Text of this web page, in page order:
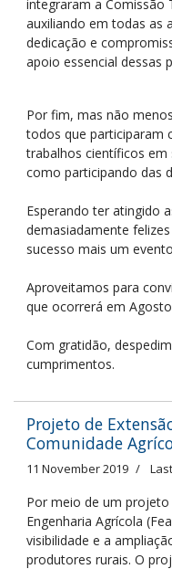
integraram a Comissão
auxiliando em todas as
dedicação e
apoio essencial dessas
Por fim, mas não
todos que participaram
trabalhos científicos
como participando das
Esperando ter atingido
demasiadamente
sucesso mais um
Aproveitamos para
que ocorrerá em
Com gratidão,
cumprimentos.
Projeto de
Comunidade
11 November 2019
Por meio de um projeto
Engenharia Agrícola
visibilidade e a
produtores rurais. O